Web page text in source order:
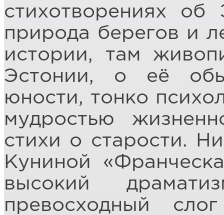
стихотворениях
природа берегов и
истории, там
Эстонии, о её
юности, тонко
мудростью
стихи о старости.
Куниной
высокий
превосходный